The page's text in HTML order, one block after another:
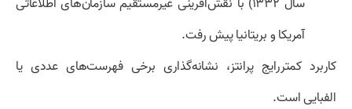
آمریکا و بریتانیا پیش رفت.
کاربرد کمتررایج پرانتز، نشانه‌گذاری برخی فهرست‌های عددی یا
الفبایی است.